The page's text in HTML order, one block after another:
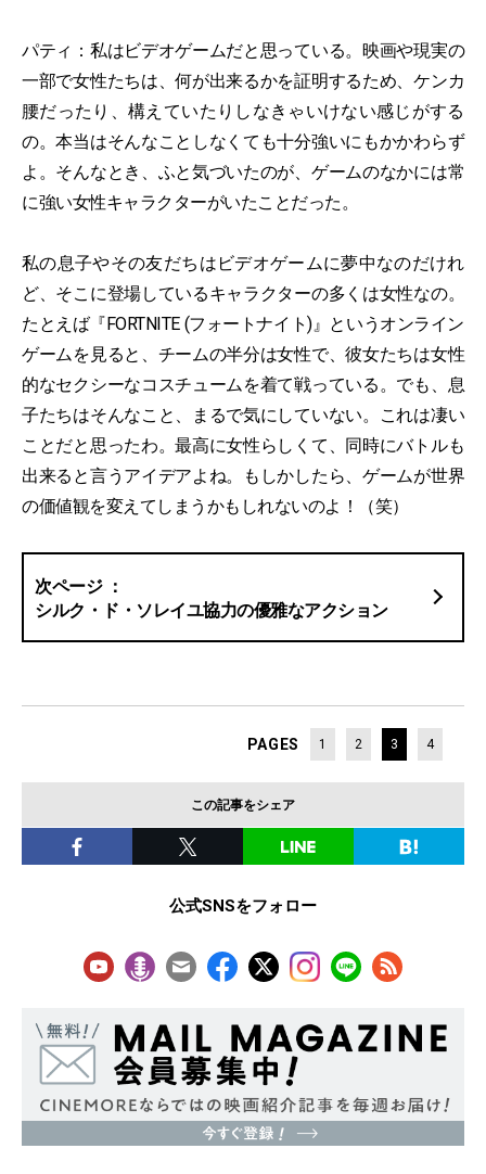
パティ：私はビデオゲームだと思っている。映画や現実の
一部で女性たちは、何が出来るかを証明するため、ケンカ
腰だったり、構えていたりしなきゃいけない感じがする
の。本当はそんなことしなくても十分強いにもかかわらず
よ。そんなとき、ふと気づいたのが、ゲームのなかには常
に強い女性キャラクターがいたことだった。
私の息子やその友だちはビデオゲームに夢中なのだけれ
ど、そこに登場しているキャラクターの多くは女性なの。
たとえば『FORTNITE (フォートナイト)』というオンライン
ゲームを見ると、チームの半分は女性で、彼女たちは女性
的なセクシーなコスチュームを着て戦っている。でも、息
子たちはそんなこと、まるで気にしていない。これは凄い
ことだと思ったわ。最高に女性らしくて、同時にバトルも
出来ると言うアイデアよね。もしかしたら、ゲームが世界
の価値観を変えてしまうかもしれないのよ！（笑）
シルク・ド・ソレイユ協力の優雅なアクション
PAGES 1 2 3 4
この記事をシェア
公式SNSをフォロー